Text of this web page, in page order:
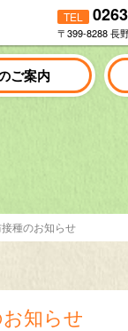
TEL
〒399-8288 長
ご案内
種のお知らせ
知らせ